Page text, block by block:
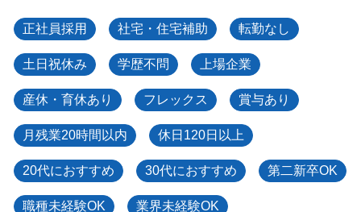
正社員採用 社宅・住宅補助 転勤なし
土日祝休み 学歴不問 上場企業
産休・育休あり フレックス 賞与あり
月残業20時間以内 休日120日以上
20代におすすめ 30代におすすめ 第二新卒OK
職種未経験OK 業界未経験OK